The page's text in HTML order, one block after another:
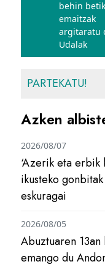
behin
emaitzak
argitaratu
Udalak
PARTEKATU!
Azken
‘Azerik eta erbik
ikusteko
eskuragai
2026/08/07
Abuztuaren
emango du
2026/08/05